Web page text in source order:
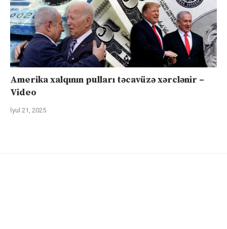
Amerika xalqının pulları təcavüzə xərclənir –
Video
İyul 21, 2025